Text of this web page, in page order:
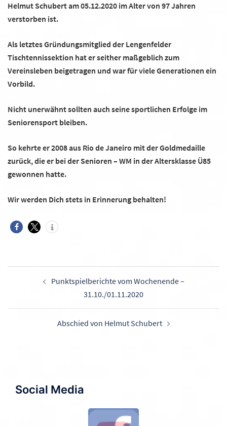
Helmut Schubert am 05.12.2020 im Alter von 97 Jahren
verstorben ist.
Als letztes Gründungsmitglied der Lengenfelder
Tischtennissektion hat er seither maßgeblich zum
Vereinsleben beigetragen und war für viele Generationen ein
Vorbild.
Nicht unerwähnt sollten auch seine sportlichen Erfolge im
Seniorensport bleiben.
So kehrte er 2008 aus Rio de Janeiro mit der Goldmedaille
zurück, die er bei der Senioren – WM in der Altersklasse Ü85
gewonnen hatte.
Wir werden Dich stets in Erinnerung behalten!
Punktspielberichte vom Wochenende –
31.10./01.11.2020
Abschied von Helmut Schubert
Social Media